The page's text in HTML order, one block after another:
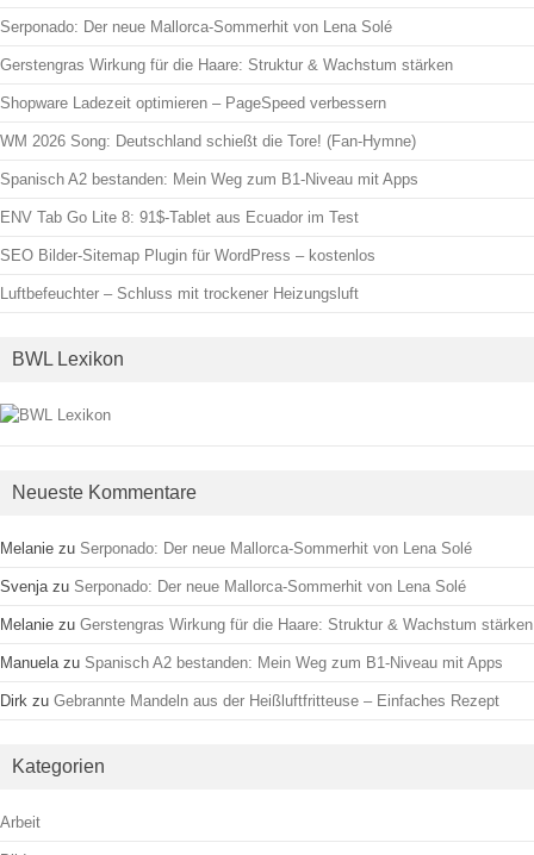
Serponado: Der neue Mallorca-Sommerhit von Lena Solé
Gerstengras Wirkung für die Haare: Struktur & Wachstum stärken
Shopware Ladezeit optimieren – PageSpeed verbessern
WM 2026 Song: Deutschland schießt die Tore! (Fan-Hymne)
Spanisch A2 bestanden: Mein Weg zum B1-Niveau mit Apps
ENV Tab Go Lite 8: 91$-Tablet aus Ecuador im Test
SEO Bilder-Sitemap Plugin für WordPress – kostenlos
Luftbefeuchter – Schluss mit trockener Heizungsluft
BWL Lexikon
Neueste Kommentare
Melanie zu Serponado: Der neue Mallorca-Sommerhit von Lena Solé
Svenjazu Serponado: Der neue Mallorca-Sommerhit von Lena Solé
Melanie zu Gerstengras Wirkung für die Haare: Struktur & Wachstum stärken
Manuelazu Spanisch A2 bestanden: Mein Weg zum B1-Niveau mit Apps
Dirk zu Gebrannte Mandeln aus der Heißluftfritteuse – Einfaches Rezept
Kategorien
Arbeit